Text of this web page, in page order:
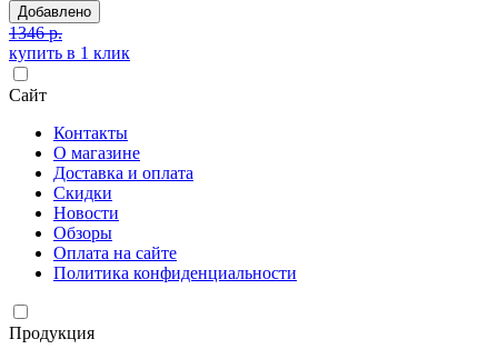
Добавлено
1346 р.
купить в 1 клик
Сайт
Контакты
О магазине
Доставка и оплата
Скидки
Новости
Обзоры
Оплата на сайте
Политика конфиденциальности
Продукция